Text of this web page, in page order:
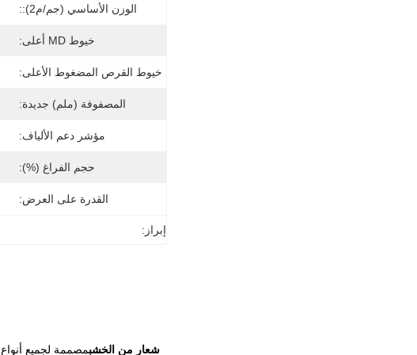
الوزن الأساسي (جم/م2)::
خيوط MD أعلى:
خيوط القرص المضغوط الأعلى:
المصفوفة (ملم) جديدة:
مؤشر دعم الألياف:
حجم الفراغ (%):
القدرة على العرض:
إبراز:
شعار من الخشب